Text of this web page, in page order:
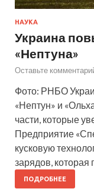
НАУКА
Украина
«Нептуна»
Оставьте
Фото: РНБО
«Нептун» и
части, которые
Предприятие
кусковую
зарядов,
ПОДРОБНЕЕ